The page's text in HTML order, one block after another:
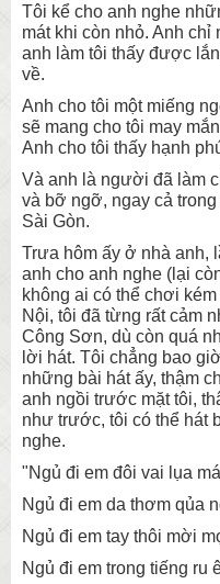
Tôi kể cho anh nghe
mát khi còn nhỏ. Anh
anh làm tôi thấy được
về.
Anh cho tôi một miếng
sẽ mang cho tôi may
Anh cho tôi thấy hạnh
Và anh là người đã làm
và bỡ ngỡ, ngay cả
Sài Gòn.
Trưa hôm ấy ở nhà anh,
anh cho anh nghe (lại
không ai có thể chơi
Nội, tôi đã từng rất cảm
Công Sơn, dù còn quá
lời hát. Tôi chẳng bao
những bài hát ấy, thậm
anh ngồi trước mặt tôi,
như trước, tôi có thể hát
nghe.
"Ngủ đi em đôi vai lụa
Ngủ đi em da thơm qủa
Ngủ đi em tay thôi mời
Ngủ đi em trong tiếng ru